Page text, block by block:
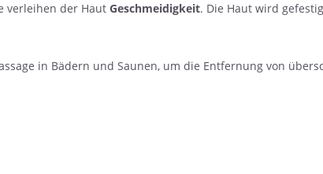
verleihen der Haut Geschmeidigkeit. Die Haut wird
in Bädern und Saunen, um die Entfernung von